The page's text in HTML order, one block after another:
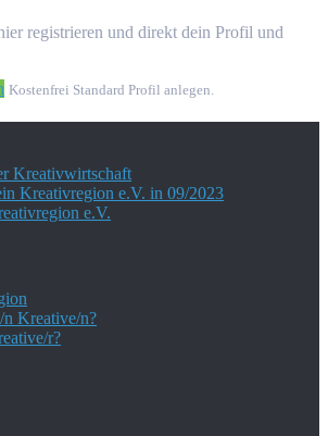
registrieren und direkt dein Profil und
Kostenfrei Standard Profil anlegen.
Kreativwirtschaft
Kreativregion e.V. in 09/2023
e.V.
n Kreative/n?
r?